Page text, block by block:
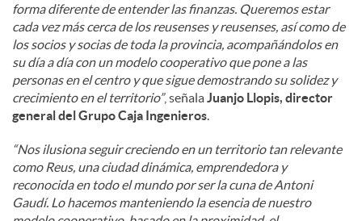
forma diferente de entender las finanzas. Queremos estar
cada vez más cerca de los reusenses y reusenses, así como de
los socios y socias de toda la provincia, acompañándolos en
su día a día con un modelo cooperativo que pone a las
personas en el centro y que sigue demostrando su solidez y
crecimiento en el territorio”, señalaJuanjo Llopis, director
general del Grupo Caja Ingenieros.
“Nos ilusiona seguir creciendo en un territorio tan relevante
como Reus, una ciudad dinámica, emprendedora y
reconocida en todo el mundo por ser la cuna de Antoni
Gaudí. Lo hacemos manteniendo la esencia de nuestro